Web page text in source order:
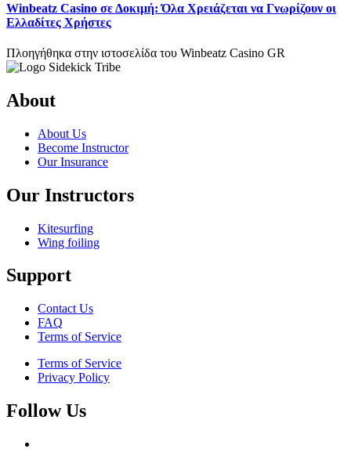
Winbeatz Casino σε Δοκιμή: Όλα Χρειάζεται να Γνωρίζουν οι
Ελλαδίτες Χρήστες
Πλοηγήθηκα στην ιστοσελίδα του Winbeatz Casino GR
About
About Us
Become Instructor
Our Insurance
Our Instructors
Kitesurfing
Wing foiling
Support
Contact Us
FAQ
Terms of Service
Terms of Service
Privacy Policy
Follow Us